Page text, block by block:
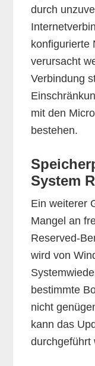
durch
konfigurierte
verursacht
Verbindung
mit den
bestehen.
System
Ein weiterer
Mangel an
Reserved-
wird von
bestimmte
nicht
kann das
durchgeführt